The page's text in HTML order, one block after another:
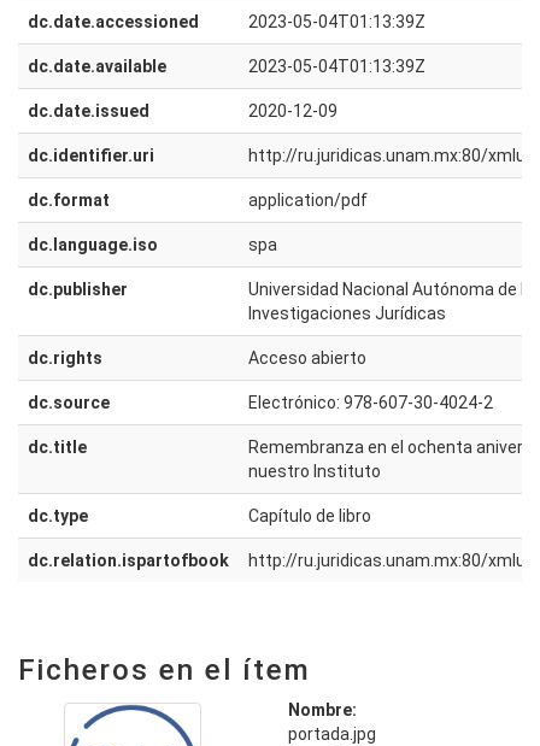
dc.date.accessioned 2023-05-04T01:13:39Z
dc.date.available 2023-05-04T01:13:39Z
dc.date.issued 2020-12-09
dc.identifier.uri http://ru.juridicas.unam.mx:80/
dc.format application/pdf
dc.language.iso spa
dc.publisher
Universidad Nacional Autónoma de
Investigaciones Jurídicas
dc.rights Acceso abierto
dc.source Electrónico: 978-607-30-4024-2
dc.title
Remembranza en el ochenta
nuestro Instituto
dc.type Capítulo de libro
dc.relation.ispartofbook http://ru.juridicas.unam.mx:80/
Ficheros en el ítem
Nombre:
portada.jpg